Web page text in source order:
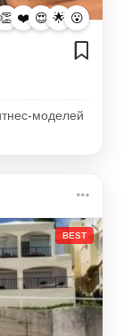
👏 ❤️ 😍 🌟 😮
моделей
BEST